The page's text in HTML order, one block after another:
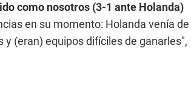
como nosotros (3-1 ante Holanda)
en su momento: Holanda venía de
(eran) equipos difíciles de ganarles",